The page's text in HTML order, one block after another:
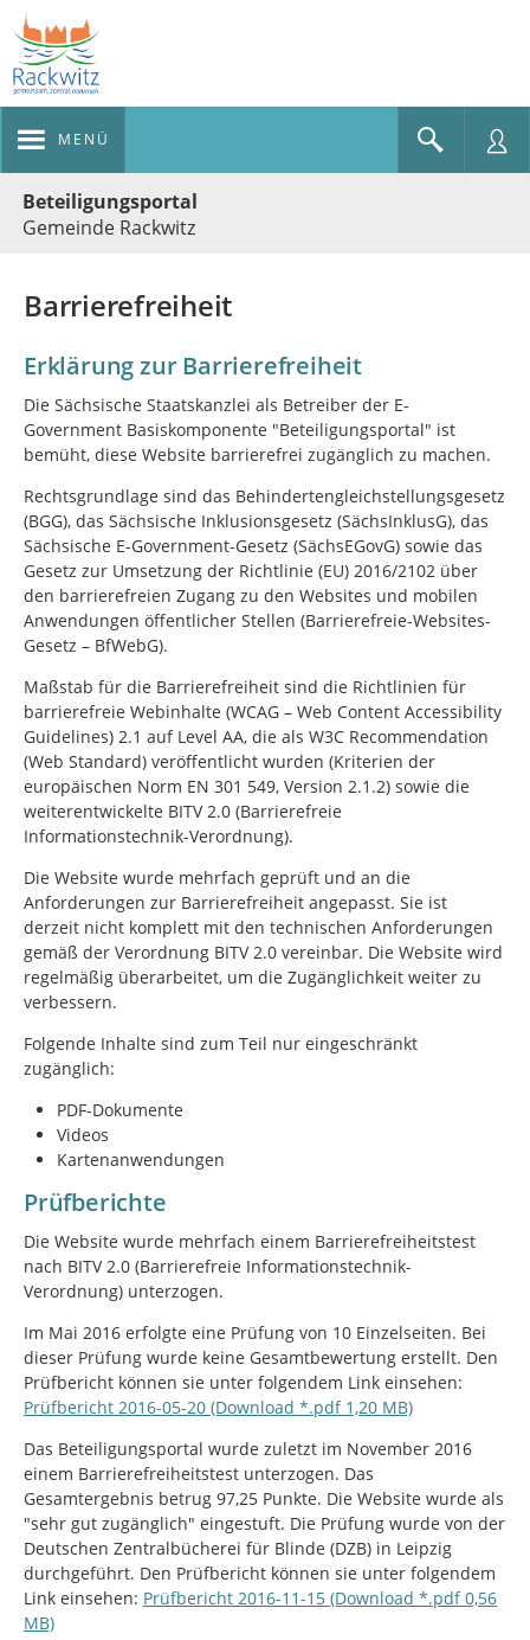
MENÜ
Beteiligungsportal
Gemeinde Rackwitz
Barrierefreiheit
Erklärung zur Barrierefreiheit
Die Sächsische Staatskanzlei als Betreiber der E-
Government Basiskomponente "Beteiligungsportal" ist
bemüht, diese Website barrierefrei zugänglich zu machen.
Rechtsgrundlage sind das Behindertengleichstellungsgesetz
(BGG), das Sächsische Inklusionsgesetz (SächsInklusG), das
Sächsische E-Government-Gesetz (SächsEGovG) sowie das
Gesetz zur Umsetzung der Richtlinie (EU) 2016/2102 über
den barrierefreien Zugang zu den Websites und mobilen
Anwendungen öffentlicher Stellen (Barrierefreie-Websites-
Gesetz – BfWebG).
Maßstab für die Barrierefreiheit sind die Richtlinien für
barrierefreie Webinhalte (WCAG – Web Content Accessibility
Guidelines) 2.1 auf Level AA, die als W3C Recommendation
(Web Standard) veröffentlicht wurden (Kriterien der
europäischen Norm EN 301 549, Version 2.1.2) sowie die
weiterentwickelte BITV 2.0 (Barrierefreie
Informationstechnik-Verordnung).
Die Website wurde mehrfach geprüft und an die
Anforderungen zur Barrierefreiheit angepasst. Sie ist
derzeit nicht komplett mit den technischen Anforderungen
gemäß der Verordnung BITV 2.0 vereinbar. Die Website wird
regelmäßig überarbeitet, um die Zugänglichkeit weiter zu
verbessern.
Folgende Inhalte sind zum Teil nur eingeschränkt
zugänglich:
PDF-Dokumente
Videos
Kartenanwendungen
Prüfberichte
Die Website wurde mehrfach einem Barrierefreiheitstest
nach BITV 2.0 (Barrierefreie Informationstechnik-
Verordnung) unterzogen.
Im Mai 2016 erfolgte eine Prüfung von 10 Einzelseiten. Bei
dieser Prüfung wurde keine Gesamtbewertung erstellt. Den
Prüfbericht können sie unter folgendem Link einsehen:
Prüfbericht 2016-05-20 (Download *.pdf 1,20 MB)
Das Beteiligungsportal wurde zuletzt im November 2016
einem Barrierefreiheitstest unterzogen. Das
Gesamtergebnis betrug 97,25 Punkte. Die Website wurde als
"sehr gut zugänglich" eingestuft. Die Prüfung wurde von der
Deutschen Zentralbücherei für Blinde (DZB) in Leipzig
durchgeführt. Den Prüfbericht können sie unter folgendem
Link einsehen: Prüfbericht 2016-11-15 (Download *.pdf 0,56
MB)